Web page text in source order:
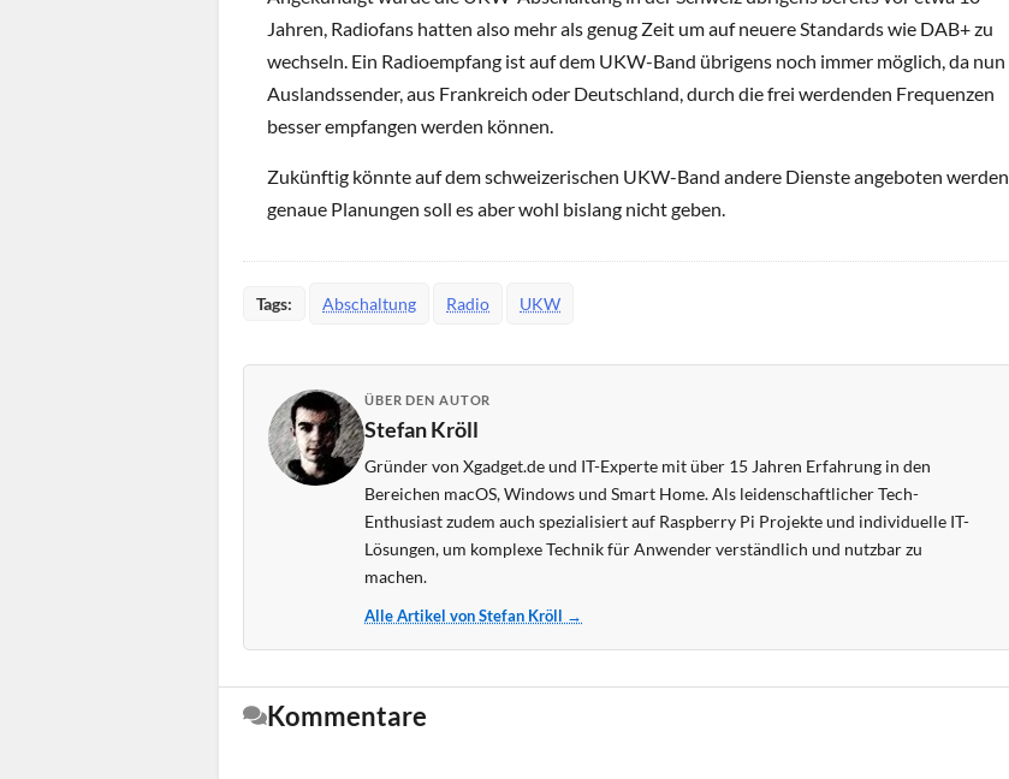
Jahren, Radiofans hatten also mehr als genug Zeit um auf neuere Standards wie DAB+ zu
wechseln. Ein Radioempfang ist auf dem UKW-Band übrigens noch immer möglich, da nun
Auslandssender, aus Frankreich oder Deutschland, durch die frei werdenden Frequenzen
besser empfangen werden können.
Zukünftig könnte auf dem schweizerischen UKW-Band andere Dienste angeboten werden,
genaue Planungen soll es aber wohl bislang nicht geben.
Tags: Abschaltung Radio UKW
ÜBER DEN AUTOR
Stefan Kröll
Gründer von Xgadget.de und IT-Experte mit über 15 Jahren Erfahrung in den
Bereichen macOS, Windows und Smart Home. Als leidenschaftlicher Tech-
Enthusiast zudem auch spezialisiert auf Raspberry Pi Projekte und individuelle IT-
Lösungen, um komplexe Technik für Anwender verständlich und nutzbar zu
machen.
Alle Artikel von Stefan Kröll →
Kommentare